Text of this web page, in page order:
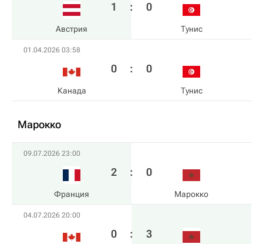
Австрия
1 : 0
Тунис
01.04.2026 03:58
Канада
0 : 0
Тунис
Марокко
09.07.2026 23:00
Франция
2 : 0
Марокко
04.07.2026 20:00
0 : 3